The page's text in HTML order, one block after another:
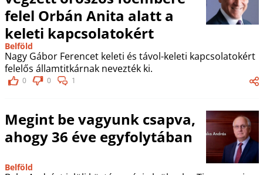
felel Orbán Anita alatt a
keleti kapcsolatokért
Belföld
Nagy Gábor Ferencet keleti és távol-keleti kapcsolatokért
felelős államtitkárnak nevezték ki.
0 0 1
Megint be vagyunk csapva,
ahogy 36 éve egyfolytában
Belföld